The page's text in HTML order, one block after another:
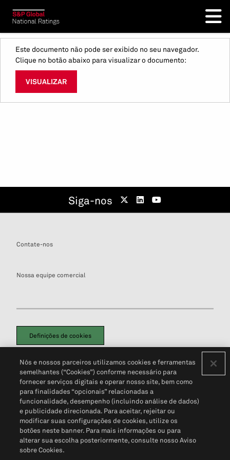
Este documento não pode ser exibido no seu navegador.
Clique no botão abaixo para visualizar o documento:
VISUALIZAR
Siga-nos
Contate-nos
Nossa equipe comercial
Definições de cookies
Política de PrivacidadePortal de privacidade do cliente (em inglês)
Não Venda Minhas Informações Pessoais© 2026 S&P Global
Nós e nossos parceiros utilizamos cookies e ferramentas
semelhantes (“Cookies”) conforme necessário para
fornecer serviços digitais e operar nosso site, bem como
para finalidades “opcionais” relacionadas a
funcionalidade, desempenho (incluindo análise de dados)
e publicidade direcionada. Para aceitar, rejeitar ou
modificar suas configurações de cookies, utilize os
botões neste banner. Para mais informações ou para
alterar sua escolha posteriormente, consulte nosso Aviso
sobre Cookies.